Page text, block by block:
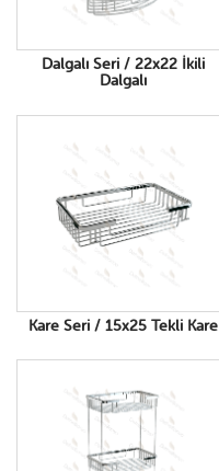
Dalgalı Seri / 22x22 İkili
Dalgalı
Kare Seri / 15x25 Tekli Kare